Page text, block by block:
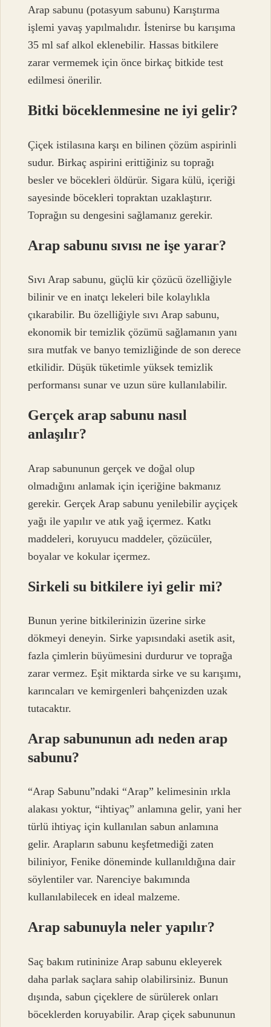
Arap sabunu (potasyum sabunu) Karıştırma
işlemi yavaş yapılmalıdır. İstenirse bu karışıma
35 ml saf alkol eklenebilir. Hassas bitkilere
zarar vermemek için önce birkaç bitkide test
edilmesi önerilir.
Bitki böceklenmesine ne iyi gelir?
Çiçek istilasına karşı en bilinen çözüm aspirinli
sudur. Birkaç aspirini erittiğiniz su toprağı
besler ve böcekleri öldürür. Sigara külü, içeriği
sayesinde böcekleri topraktan uzaklaştırır.
Toprağın su dengesini sağlamanız gerekir.
Arap sabunu sıvısı ne işe yarar?
Sıvı Arap sabunu, güçlü kir çözücü özelliğiyle
bilinir ve en inatçı lekeleri bile kolaylıkla
çıkarabilir. Bu özelliğiyle sıvı Arap sabunu,
ekonomik bir temizlik çözümü sağlamanın yanı
sıra mutfak ve banyo temizliğinde de son derece
etkilidir. Düşük tüketimle yüksek temizlik
performansı sunar ve uzun süre kullanılabilir.
Gerçek arap sabunu nasıl
anlaşılır?
Arap sabununun gerçek ve doğal olup
olmadığını anlamak için içeriğine bakmanız
gerekir. Gerçek Arap sabunu yenilebilir ayçiçek
yağı ile yapılır ve atık yağ içermez. Katkı
maddeleri, koruyucu maddeler, çözücüler,
boyalar ve kokular içermez.
Sirkeli su bitkilere iyi gelir mi?
Bunun yerine bitkilerinizin üzerine sirke
dökmeyi deneyin. Sirke yapısındaki asetik asit,
fazla çimlerin büyümesini durdurur ve toprağa
zarar vermez. Eşit miktarda sirke ve su karışımı,
karıncaları ve kemirgenleri bahçenizden uzak
tutacaktır.
Arap sabununun adı neden arap
sabunu?
“Arap Sabunu”ndaki “Arap” kelimesinin ırkla
alakası yoktur, “ihtiyaç” anlamına gelir, yani her
türlü ihtiyaç için kullanılan sabun anlamına
gelir. Arapların sabunu keşfetmediği zaten
biliniyor, Fenike döneminde kullanıldığına dair
söylentiler var. Narenciye bakımında
kullanılabilecek en ideal malzeme.
Arap sabunuyla neler yapılır?
Saç bakım rutininize Arap sabunu ekleyerek
daha parlak saçlara sahip olabilirsiniz. Bunun
dışında, sabun çiçeklere de sürülerek onları
böceklerden koruyabilir. Arap çiçek sabununun